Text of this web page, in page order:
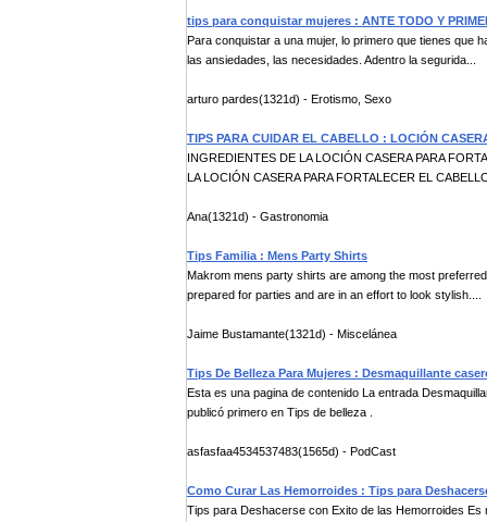
tips para conquistar mujeres : ANTE TODO Y
Para conquistar a una mujer, lo primero que tienes que
las ansiedades, las necesidades. Adentro la segurida...
arturo pardes(1321d) - Erotismo, Sexo
TIPS PARA CUIDAR EL CABELLO : LOCIÓN
INGREDIENTES DE LA LOCIÓN CASERA PARA
LA LOCIÓN CASERA PARA FORTALECER EL
Ana(1321d) - Gastronomia
Tips Familia : Mens Party Shirts
Makrom mens party shirts are among the most
prepared for parties and are in an effort to look stylish....
Jaime Bustamante(1321d) - Miscelánea
Tips De Belleza Para Mujeres : Desmaquillante
Esta es una pagina de contenido La entrada
publicó primero en Tips de belleza .
asfasfaa4534537483(1565d) - PodCast
Como Curar Las Hemorroides : Tips para
Tips para Deshacerse con Exito de las Hemorroides